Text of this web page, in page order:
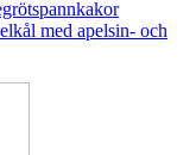
med apelsin- och